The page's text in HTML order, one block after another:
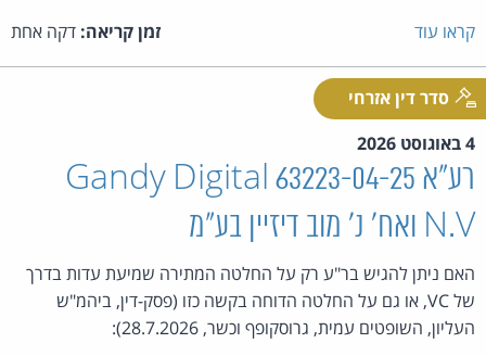
קראו עוד
זמן קריאה: דקה אחת
סדר דין אזרחי
4 באוגוסט 2026
רע"א 63223-04-25 Gandy Digital
N.V ואח' נ' מוב דיזיין בע"מ
האם ניתן להגיש בר"ע רק על החלטה המתירה שמיעת עדות בדרך
של VC, או גם על החלטה הדוחה בקשה כזו (פסק-דין, ביהמ"ש
העליון, השופטים עמית, גרוסקופף וכשר, 28.7.2026):